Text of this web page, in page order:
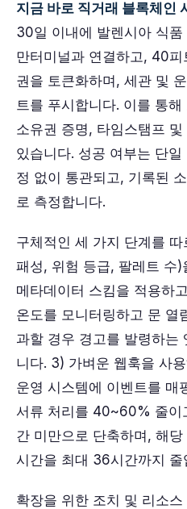
지금 바로 직거래 블록체인
30일 이내에 발렌시아 식
만터미널과 연결하고, 40
권을 토큰화하며, 세관 및
트를 푸시합니다. 이를 통
소유권 증명, 타임스탬프
있습니다. 성공 여부는 단
정 없이 통관되고, 기록된
로 측정합니다.
구체적인 세 가지 단계를
패성, 위험 등급, 팔레트 수
메타데이터 스킴을 적용하
온도를 모니터링하고 문 열
과할 경우 경고를 발령하는
니다. 3) 가벼운 웹훅을 사
운영 시스템에 이벤트를 매
서류 처리를 40~60% 줄이
간 미만으로 단축하며, 해
시간을 최대 36시간까지 줄
확장을 위한 조치 및 리소